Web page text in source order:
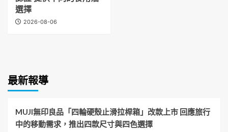
選擇
2026-08-06
最新報導
MUJI無印良品「四輪硬殼止滑拉桿箱」改款上市 回應旅行
中的移動需求，推出四款尺寸與四色選擇